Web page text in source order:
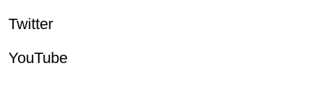
Twitter
YouTube